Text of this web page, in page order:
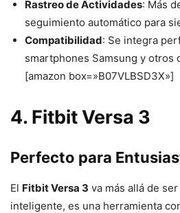
Rastreo de Actividades: Más
seguimiento automático para
Compatibilidad: Se integra
smartphones Samsung y otros
[amazon box=»B07VLBSD3X»]
4. Fitbit Versa 3
Perfecto para
El Fitbit Versa 3 va más allá de
inteligente, es una herramienta